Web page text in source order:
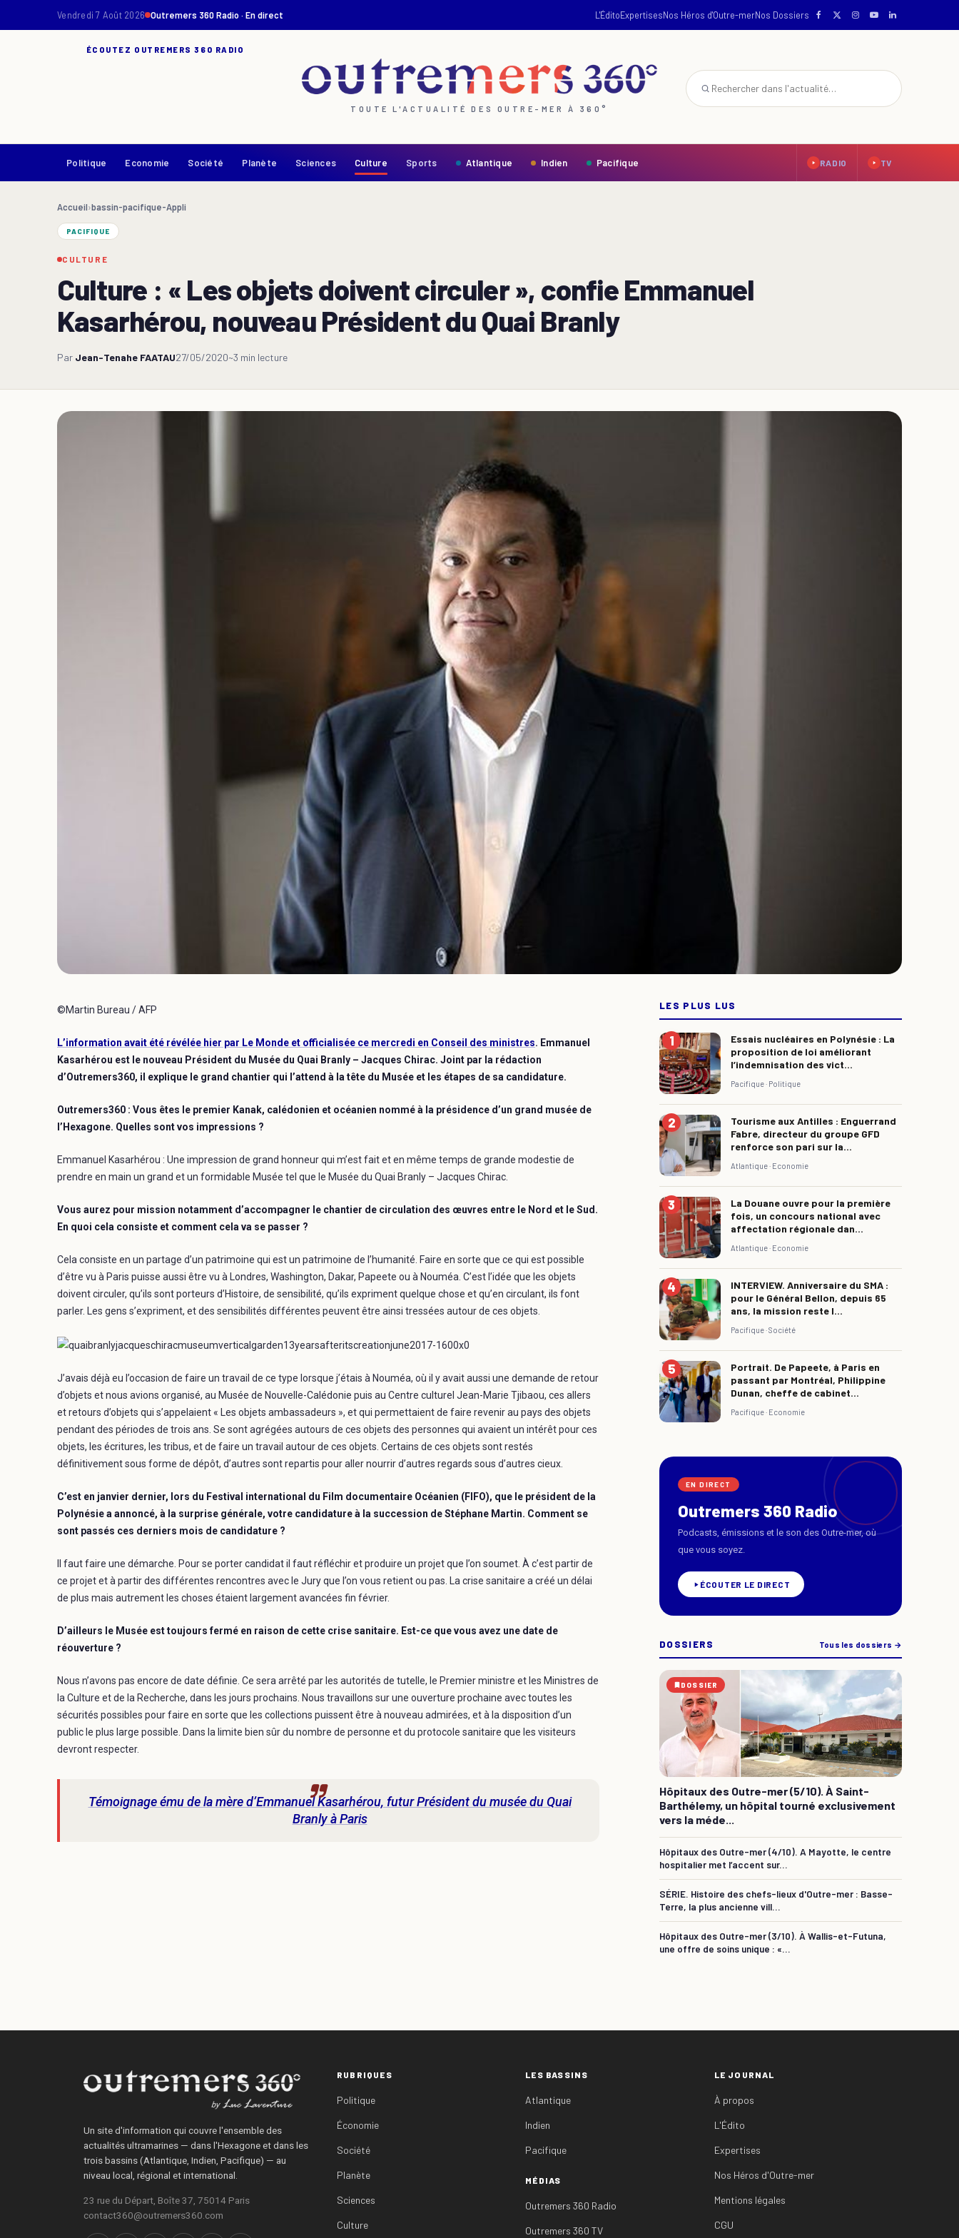
Vendredi 7 Août 2026 Outremers 360 Radio · En direct L'ÉditoExpertisesNos Héros d'Outre-merNos Dossiers
ÉCOUTEZ OUTREMERS 360 RADIO
TOUTE L'ACTUALITÉ DES OUTRE-MER À 360°
Politique Economie Société Planète Sciences Culture Sports Atlantique Indien Pacifique RADIO TV
Accueil›bassin-pacifique-Appli
PACIFIQUE
CULTURE
Culture : « Les objets doivent circuler », confie Emmanuel
Kasarhérou, nouveau Président du Quai Branly
Par Jean-Tenahe FAATAU27/05/2020~3 min lecture
©Martin Bureau / AFP
L’information avait été révélée hier par Le Monde et officialisée ce mercredi en Conseil des ministres. Emmanuel
Kasarhérou est le nouveau Président du Musée du Quai Branly – Jacques Chirac. Joint par la rédaction
d’Outremers360, il explique le grand chantier qui l’attend à la tête du Musée et les étapes de sa candidature.
Outremers360 : Vous êtes le premier Kanak, calédonien et océanien nommé à la présidence d’un grand musée de
l’Hexagone. Quelles sont vos impressions ?
Emmanuel Kasarhérou : Une impression de grand honneur qui m’est fait et en même temps de grande modestie de
prendre en main un grand et un formidable Musée tel que le Musée du Quai Branly – Jacques Chirac.
Vous aurez pour mission notamment d’accompagner le chantier de circulation des œuvres entre le Nord et le Sud.
En quoi cela consiste et comment cela va se passer ?
Cela consiste en un partage d’un patrimoine qui est un patrimoine de l’humanité. Faire en sorte que ce qui est possible
d’être vu à Paris puisse aussi être vu à Londres, Washington, Dakar, Papeete ou à Nouméa. C’est l’idée que les objets
doivent circuler, qu’ils sont porteurs d’Histoire, de sensibilité, qu’ils expriment quelque chose et qu’en circulant, ils font
parler. Les gens s’expriment, et des sensibilités différentes peuvent être ainsi tressées autour de ces objets.
J’avais déjà eu l’occasion de faire un travail de ce type lorsque j’étais à Nouméa, où il y avait aussi une demande de retour
d’objets et nous avions organisé, au Musée de Nouvelle-Calédonie puis au Centre culturel Jean-Marie Tjibaou, ces allers
et retours d’objets qui s’appelaient « Les objets ambassadeurs », et qui permettaient de faire revenir au pays des objets
pendant des périodes de trois ans. Se sont agrégées autours de ces objets des personnes qui avaient un intérêt pour ces
objets, les écritures, les tribus, et de faire un travail autour de ces objets. Certains de ces objets sont restés
définitivement sous forme de dépôt, d’autres sont repartis pour aller nourrir d’autres regards sous d’autres cieux.
C’est en janvier dernier, lors du Festival international du Film documentaire Océanien (FIFO), que le président de la
Polynésie a annoncé, à la surprise générale, votre candidature à la succession de Stéphane Martin. Comment se
sont passés ces derniers mois de candidature ?
Il faut faire une démarche. Pour se porter candidat il faut réfléchir et produire un projet que l’on soumet. À c’est partir de
ce projet et à partir des différentes rencontres avec le Jury que l’on vous retient ou pas. La crise sanitaire a créé un délai
de plus mais autrement les choses étaient largement avancées fin février.
D’ailleurs le Musée est toujours fermé en raison de cette crise sanitaire. Est-ce que vous avez une date de
réouverture ?
Nous n’avons pas encore de date définie. Ce sera arrêté par les autorités de tutelle, le Premier ministre et les Ministres de
la Culture et de la Recherche, dans les jours prochains. Nous travaillons sur une ouverture prochaine avec toutes les
sécurités possibles pour faire en sorte que les collections puissent être à nouveau admirées, et à la disposition d’un
public le plus large possible. Dans la limite bien sûr du nombre de personne et du protocole sanitaire que les visiteurs
devront respecter.
Témoignage ému de la mère d’Emmanuel Kasarhérou, futur Président du musée du Quai
Branly à Paris
LES PLUS LUS
Essais nucléaires en Polynésie : La
proposition de loi améliorant
l’indemnisation des vict...
Pacifique · Politique
Tourisme aux Antilles : Enguerrand
Fabre, directeur du groupe GFD
renforce son pari sur la...
Atlantique · Economie
La Douane ouvre pour la première
fois, un concours national avec
affectation régionale dan...
Atlantique · Economie
INTERVIEW. Anniversaire du SMA :
pour le Général Bellon, depuis 65
ans, la mission reste l...
Pacifique ·Société
Portrait. De Papeete, à Paris en
passant par Montréal, Philippine
Dunan, cheffe de cabinet...
Pacifique · Economie
EN DIRECT
Outremers 360 Radio
Podcasts, émissions et le son des Outre-mer, où
que vous soyez.
ÉCOUTER LE DIRECT
DOSSIERS Tous les dossiers →
DOSSIER
Hôpitaux des Outre-mer (5/10). À Saint-
Barthélemy, un hôpital tourné exclusivement
vers la méde...
Hôpitaux des Outre-mer (4/10). A Mayotte, le centre
hospitalier met l’accent sur...
SÉRIE. Histoire des chefs-lieux d'Outre-mer : Basse-
Terre, la plus ancienne vill...
Hôpitaux des Outre-mer (3/10). À Wallis-et-Futuna,
une offre de soins unique : «...
Un site d'information qui couvre l'ensemble des
actualités ultramarines — dans l'Hexagone et dans les
trois bassins (Atlantique, Indien, Pacifique) — au
niveau local, régional et international.
23 rue du Départ, Boîte 37, 75014 Paris
contact360@outremers360.com
RUBRIQUES
Politique
Économie
Société
Planète
Sciences
Culture
LES BASSINS
Atlantique
Indien
Pacifique
MÉDIAS
Outremers 360 Radio
Outremers 360 TV
LE JOURNAL
À propos
L'Édito
Expertises
Nos Héros d'Outre-mer
Mentions légales
CGU